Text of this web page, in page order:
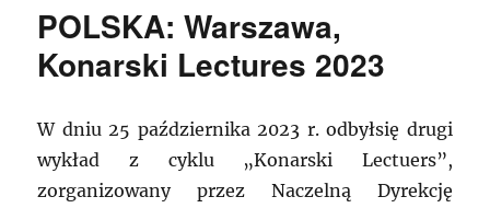
POLSKA: Warszawa,
Konarski Lectures 2023
W dniu 25 października 2023 r. odbyłsię drugi
wykład z cyklu „Konarski Lectuers”,
zorganizowany przez Naczelną Dyrekcję